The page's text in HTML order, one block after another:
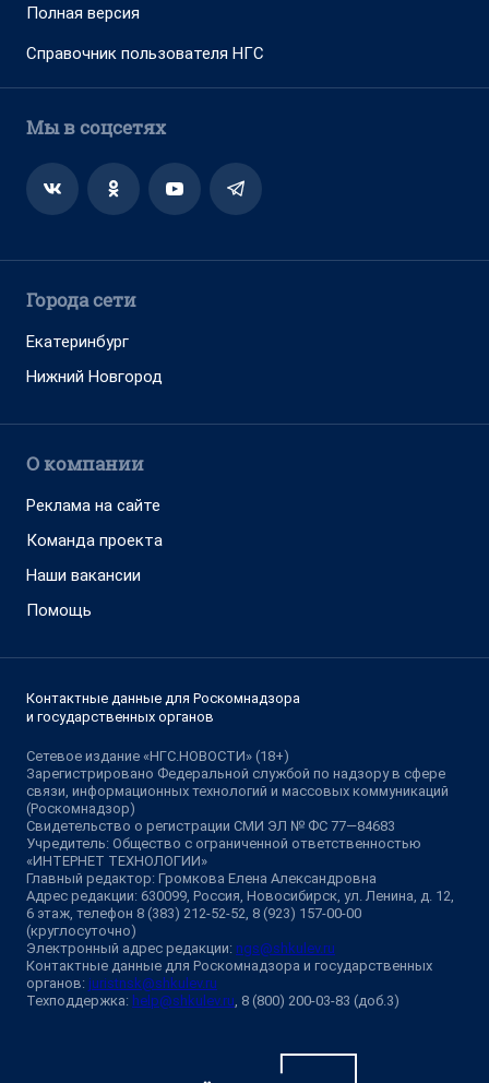
Полная версия
Справочник пользователя НГС
Мы в соцсетях
Города сети
Екатеринбург
Нижний Новгород
О компании
Реклама на сайте
Команда проекта
Наши вакансии
Помощь
Контактные данные для Роскомнадзора
и государственных органов
Сетевое издание «НГС.НОВОСТИ» (18+)
Зарегистрировано Федеральной службой по надзору в сфере
связи, информационных технологий и массовых коммуникаций
(Роскомнадзор)
Свидетельство о регистрации СМИ ЭЛ № ФС 77—84683
Учредитель: Общество с ограниченной ответственностью
«ИНТЕРНЕТ ТЕХНОЛОГИИ»
Главный редактор: Громкова Елена Александровна
Адрес редакции: 630099, Россия, Новосибирск, ул. Ленина, д. 12,
6 этаж, телефон 8 (383) 212-52-52, 8 (923) 157-00-00
(круглосуточно)
Электронный адрес редакции: ngs@shkulev.ru
Контактные данные для Роскомнадзора и государственных
органов: juristnsk@shkulev.ru
Техподдержка: help@shkulev.ru, 8 (800) 200-03-83 (доб.3)